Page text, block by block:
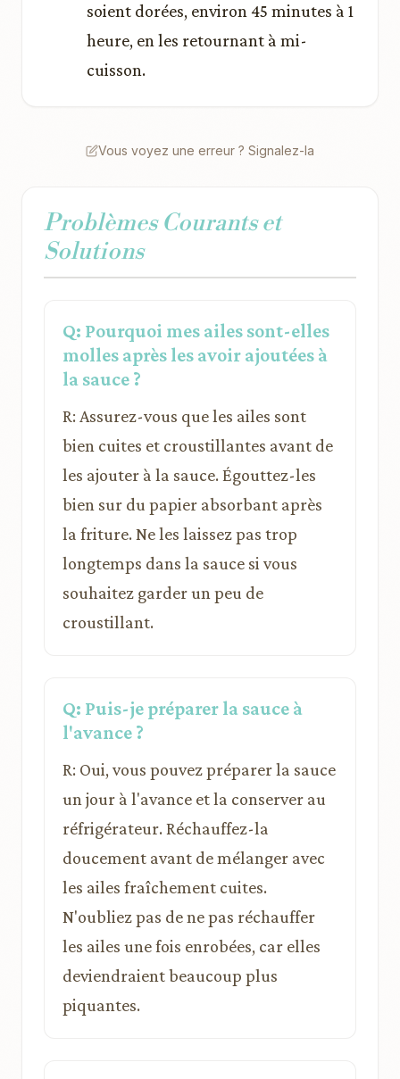
soient dorées, environ 45 minutes à 1
heure, en les retournant à mi-
cuisson.
Vous voyez une erreur ? Signalez-la
Problèmes Courants et
Solutions
Q: Pourquoi mes ailes sont-elles
molles après les avoir ajoutées à
la sauce ?
R: Assurez-vous que les ailes sont
bien cuites et croustillantes avant de
les ajouter à la sauce. Égouttez-les
bien sur du papier absorbant après
la friture. Ne les laissez pas trop
longtemps dans la sauce si vous
souhaitez garder un peu de
croustillant.
Q: Puis-je préparer la sauce à
l'avance ?
R: Oui, vous pouvez préparer la sauce
un jour à l'avance et la conserver au
réfrigérateur. Réchauffez-la
doucement avant de mélanger avec
les ailes fraîchement cuites.
N'oubliez pas de ne pas réchauffer
les ailes une fois enrobées, car elles
deviendraient beaucoup plus
piquantes.